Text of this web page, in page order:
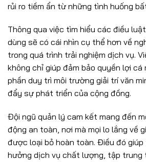
rủi ro tiềm ẩn từ những tình huống
Thông qua việc tìm hiểu các điều
dùng sẽ có cái nhìn cụ thể hơn về
trong quá trình trải nghiệm dịch vụ.
không chỉ giúp đảm bảo quyền lợi cá
phần duy trì môi trường giải trí văn
đẩy sự phát triển của cộng đồng.
Đội ngũ quản lý cam kết mang đến
động an toàn, nơi mà mọi lo lắng về
được loại bỏ hoàn toàn. Điều đó
hưởng dịch vụ chất lượng, tập trung